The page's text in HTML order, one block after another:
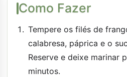
Como Fazer
Tempere os filés de
calabresa, páprica e o
Reserve e deixe marinar
minutos.